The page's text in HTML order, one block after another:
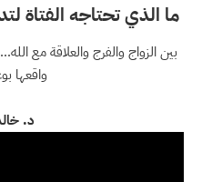
ما الذي تحتاجه الفتاة
بين الزواج والفرج والعلاقة مع
واقعها
د.